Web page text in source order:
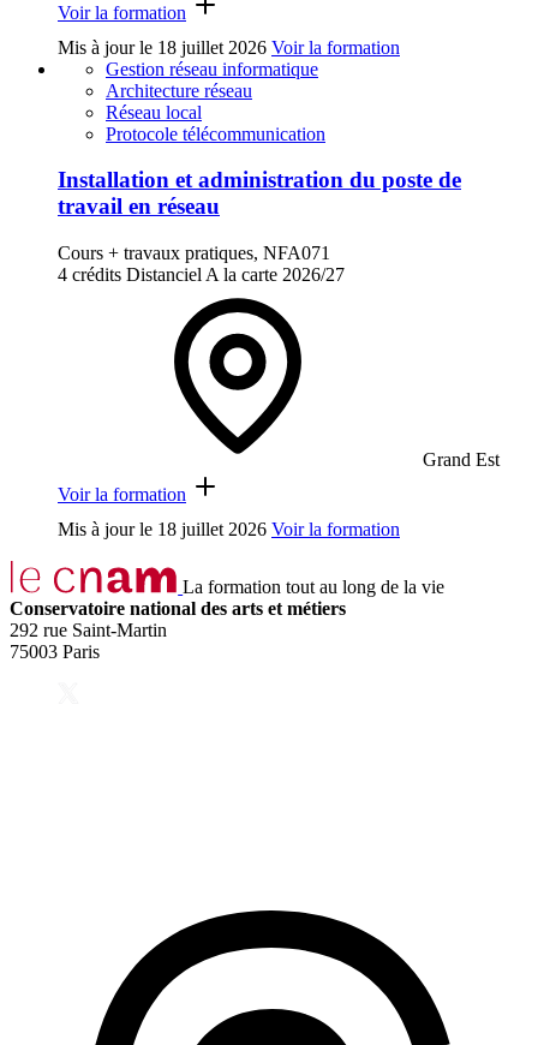
Voir la formation
Mis à jour le 18 juillet 2026 Voir la formation
Gestion réseau informatique
Architecture réseau
Réseau local
Protocole télécommunication
Installation et administration du poste de
travail en réseau
Cours + travaux pratiques, NFA071
4 crédits Distanciel A la carte 2026/27
Grand Est
Voir la formation
Mis à jour le 18 juillet 2026 Voir la formation
La formation tout au long de la vie
Conservatoire national des arts et métiers
292 rue Saint-Martin
75003 Paris